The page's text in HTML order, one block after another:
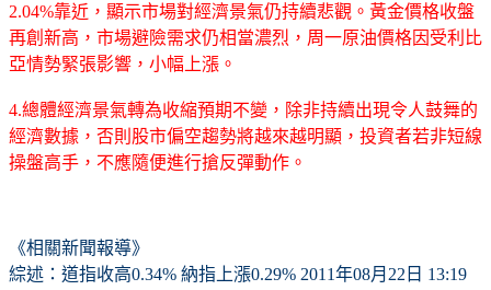
2.04%靠近，顯示市場對經濟景氣仍持續悲觀。黃金價格收盤
再創新高，市場避險需求仍相當濃烈，周一原油價格因受利比
亞情勢緊張影響，小幅上漲。
4.總體經濟景氣轉為收縮預期不變，除非持續出現令人鼓舞的
經濟數據，否則股市偏空趨勢將越來越明顯，投資者若非短線
操盤高手，不應隨便進行搶反彈動作。
《相關新聞報導》
綜述：道指收高0.34% 納指上漲0.29% 2011年08月22日 13:19